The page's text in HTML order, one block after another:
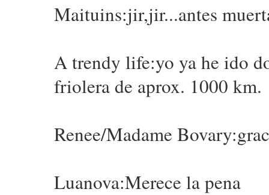
Maituins:jir,jir...antes
A trendy life:yo ya he ido
friolera de aprox. 1000 km.
Renee/Madame
Luanova:Merece la pena